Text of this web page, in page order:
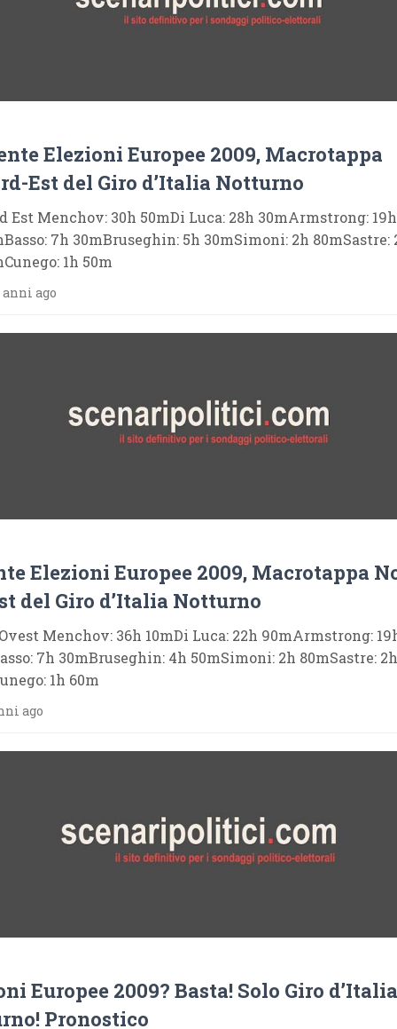
Elezioni Europee 2009, Macrotappa
Est del Giro d’Italia Notturno
Est Menchov: 30h 50mDi Luca: 28h 30mArmstrong: 19h
7h 30mBruseghin: 5h 30mSimoni: 2h 80mSastre:
1h 50m
anni ago
Elezioni Europee 2009, Macrotappa
del Giro d’Italia Notturno
Menchov: 36h 10mDi Luca: 22h 90mArmstrong:
7h 30mBruseghin: 4h 50mSimoni: 2h 80mSastre: 2h
1h 60m
ago
Europee 2009? Basta! Solo Giro d’Italia
Pronostico